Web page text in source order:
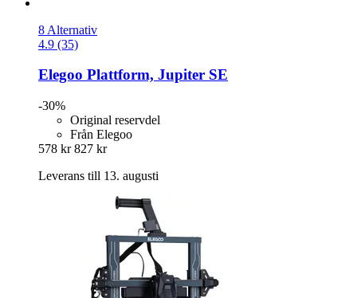
8 Alternativ
4.9 (35)
Elegoo Plattform, Jupiter SE
-30%
Original reservdel
Från Elegoo
578 kr 827 kr
Leverans till 13. augusti